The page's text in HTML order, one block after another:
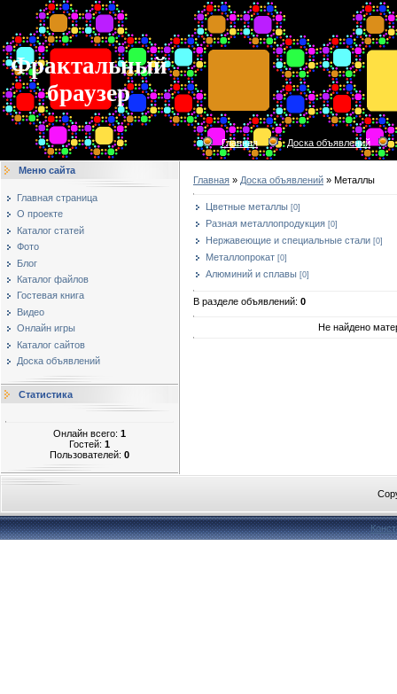
Фрактальный
браузер
Главная Доска объявлений
Меню сайта
Главная страница
О проекте
Каталог статей
Фото
Блог
Каталог файлов
Гостевая книга
Видео
Онлайн игры
Каталог сайтов
Доска объявлений
Статистика
Онлайн всего: 1
Гостей: 1
Пользователей: 0
Главная » Доска объявлений » Металлы
Цветные металлы [0]
Разная металлопродукция [0]
Нержавеющие и специальные стали [0]
Металлопрокат [0]
Алюминий и сплавы [0]
В разделе объявлений: 0
Не найдено